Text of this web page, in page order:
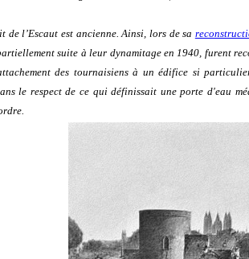
l’Escaut est ancienne. Ainsi, lors de sa
suite à leur dynamitage en 1940, furent
des tournaisiens à un édifice si
le respect de ce qui définissait une porte d'eau